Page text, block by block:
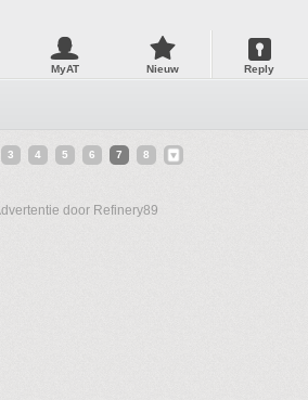
MyAT Nieuw Reply
3 4 5 6 7 8
door Refinery89